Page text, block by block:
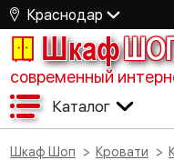
Краснодар
Шкаф
современный
Каталог
Шкаф Шоп Кровати